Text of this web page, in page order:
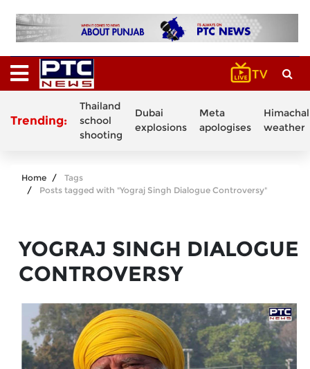
Trending:
Thailand
school
shooting
Dubai
explosions
Meta
apologises
Himachal
weather
Home
Tags
Posts tagged with "Yograj Singh Dialogue Controversy"
YOGRAJ SINGH DIALOGUE
CONTROVERSY